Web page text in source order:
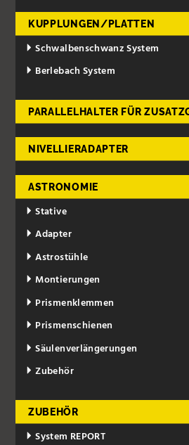
KUPPLUNGEN/PLATTEN
Schwalbenschwanz System
Berlebach System
PARALLELHALTER FÜR
NIVELLIERADAPTER
ASTRONOMIE
Stative
Adapter
Astrostühle
Montierungen
Prismenklemmen
Prismenschienen
Säulenverlängerungen
Zubehör
ZUBEHÖR
System REPORT